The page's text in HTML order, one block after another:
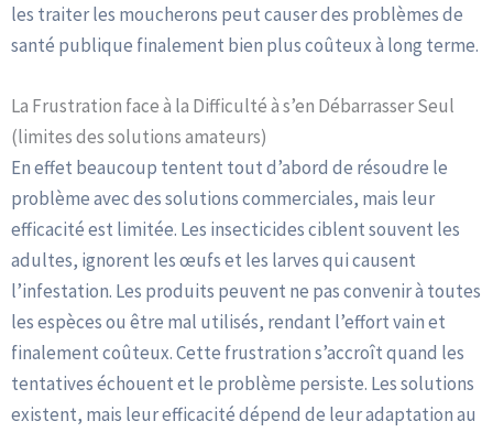
les traiter les moucherons peut causer des problèmes de
santé publique finalement bien plus coûteux à long terme.
La Frustration face à la Difficulté à s’en Débarrasser Seul
(limites des solutions amateurs)
En effet beaucoup tentent tout d’abord de résoudre le
problème avec des solutions commerciales, mais leur
efficacité est limitée. Les insecticides ciblent souvent les
adultes, ignorent les œufs et les larves qui causent
l’infestation. Les produits peuvent ne pas convenir à toutes
les espèces ou être mal utilisés, rendant l’effort vain et
finalement coûteux. Cette frustration s’accroît quand les
tentatives échouent et le problème persiste. Les solutions
existent, mais leur efficacité dépend de leur adaptation au